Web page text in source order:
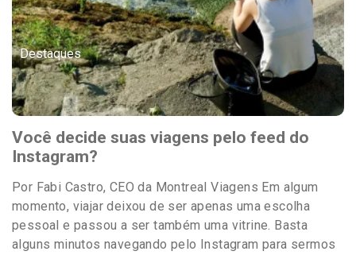
Destaques
Você decide suas viagens pelo feed do
Instagram?
Por Fabi Castro, CEO da Montreal Viagens Em algum
momento, viajar deixou de ser apenas uma escolha
pessoal e passou a ser também uma vitrine. Basta
alguns minutos navegando pelo Instagram para sermos